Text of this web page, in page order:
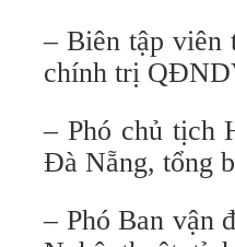
– Biên tập viên
chính trị
– Phó chủ tịch
Đà Nẵng, tổng
– Phó Ban vận